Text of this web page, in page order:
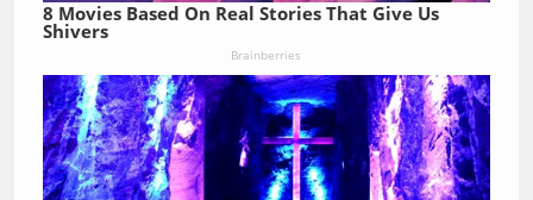
8 Movies Based On Real Stories That Give Us
Shivers
Brainberries